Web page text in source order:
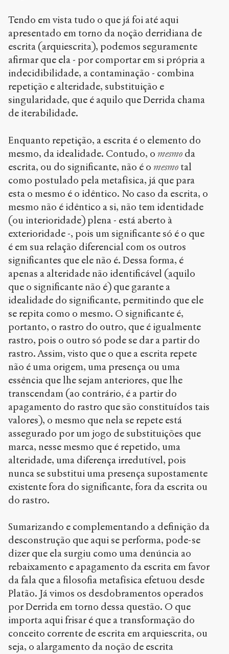
Tendo em vista tudo o que já foi até aqui
apresentado em torno da noção derridiana de
escrita (arquiescrita), podemos seguramente
afirmar que ela - por comportar em si própria a
indecidibilidade, a contaminação - combina
repetição e alteridade, substituição e
singularidade, que é aquilo que Derrida chama
de iterabilidade.
Enquanto repetição, a escrita é o elemento do
mesmo, da idealidade. Contudo, o mesmo da
escrita, ou do significante, não é o mesmo tal
como postulado pela metafísica, já que para
esta o mesmo é o idêntico. No caso da escrita, o
mesmo não é idêntico a si, não tem identidade
(ou interioridade) plena - está aberto à
exterioridade -, pois um significante só é o que
é em sua relação diferencial com os outros
significantes que ele não é. Dessa forma, é
apenas a alteridade não identificável (aquilo
que o significante não é) que garante a
idealidade do significante, permitindo que ele
se repita como o mesmo. O significante é,
portanto, o rastro do outro, que é igualmente
rastro, pois o outro só pode se dar a partir do
rastro. Assim, visto que o que a escrita repete
não é uma origem, uma presença ou uma
essência que lhe sejam anteriores, que lhe
transcendam (ao contrário, é a partir do
apagamento do rastro que são constituídos tais
valores), o mesmo que nela se repete está
assegurado por um jogo de substituições que
marca, nesse mesmo que é repetido, uma
alteridade, uma diferença irredutível, pois
nunca se substitui uma presença supostamente
existente fora do significante, fora da escrita ou
do rastro.
Sumarizando e complementando a definição da
desconstrução que aqui se performa, pode-se
dizer que ela surgiu como uma denúncia ao
rebaixamento e apagamento da escrita em favor
da fala que a filosofia metafísica efetuou desde
Platão. Já vimos os desdobramentos operados
por Derrida em torno dessa questão. O que
importa aqui frisar é que a transformação do
conceito corrente de escrita em arquiescrita, ou
seja, o alargamento da noção de escrita